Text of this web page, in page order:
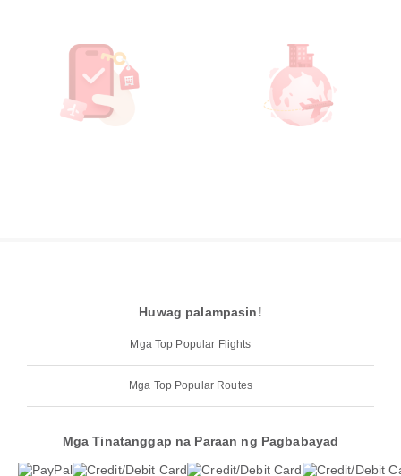
Huwag palampasin!
Mga Top Popular Flights
Mga Top Popular Routes
Mga Tinatanggap na Paraan ng Pagbabayad